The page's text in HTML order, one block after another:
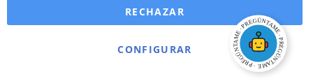
CONFIGURAR
RECHAZAR